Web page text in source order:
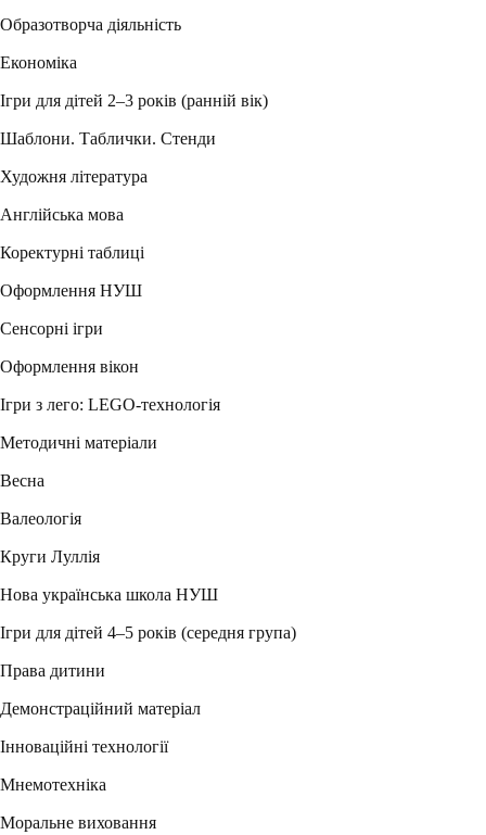
Образотворча діяльність
Економіка
Ігри для дітей 2–3 років (ранній вік)
Шаблони. Таблички. Стенди
Художня література
Англійська мова
Коректурні таблиці
Оформлення НУШ
Сенсорні ігри
Оформлення вікон
Ігри з лего: LEGO-технологія
Методичні матеріали
Весна
Валеологія
Круги Луллія
Нова українська школа НУШ
Ігри для дітей 4–5 років (середня група)
Права дитини
Демонстраційний матеріал
Інноваційні технології
Мнемотехніка
Моральне виховання